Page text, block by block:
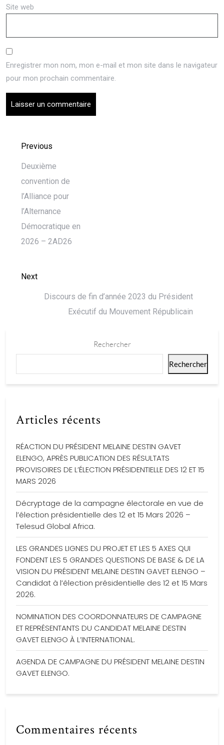
Site web
Enregistrer mon nom, mon e-mail et mon site dans le navigateur
pour mon prochain commentaire.
Previous
Deuxième
convention de
l’Alliance pour
l’Alternance
Démocratique en
2026 – 2AD26
Next
Discours de fin d’année 2023 du Président
Exécutif du Mouvement Républicain
Rechercher
Rechercher
Articles récents
RÉACTION DU PRÉSIDENT MELAINE DESTIN GAVET
ELENGO, APRÈS PUBLICATION DES RÉSULTATS
PROVISOIRES DE L’ÉLECTION PRÉSIDENTIELLE DES 12 ET 15
MARS 2026
Décryptage de la campagne électorale en vue de
l’élection présidentielle des 12 et 15 Mars 2026 –
Telesud Global Africa.
LES GRANDES LIGNES DU PROJET ET LES 5 AXES QUI
FONDENT LES 5 GRANDES QUESTIONS DE BASE & DE LA
VISION DU PRÉSIDENT MELAINE DESTIN GAVET ELENGO –
Candidat à l’élection présidentielle des 12 et 15 Mars
2026.
NOMINATION DES COORDONNATEURS DE CAMPAGNE
ET REPRÉSENTANTS DU CANDIDAT MELAINE DESTIN
GAVET ELENGO À L’INTERNATIONAL.
AGENDA DE CAMPAGNE DU PRÉSIDENT MELAINE DESTIN
GAVET ELENGO.
Commentaires récents